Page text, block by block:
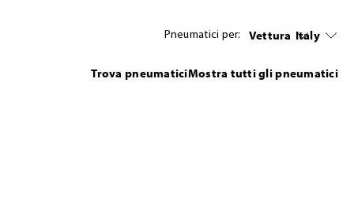
Pneumatici per: Vettura Italy
Trova pneumaticiMostra tutti gli pneumatici